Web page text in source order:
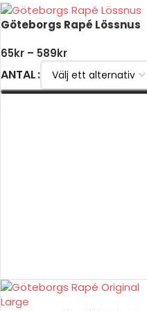
Göteborgs Rapé Lössnus
65kr – 589kr
ANTAL